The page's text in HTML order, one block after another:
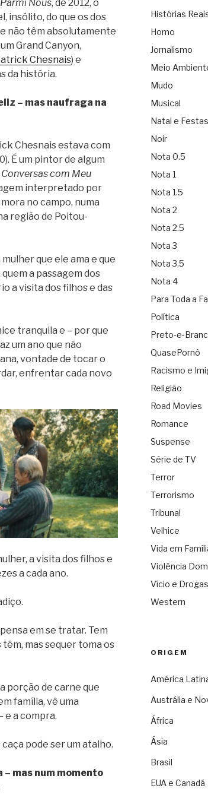
Nous, de 2012, o
insólito, do que os dos
não têm absolutamente
Grand Canyon,
Chesnais) e
da história.
– mas naufraga na
Chesnais estava com
É um pintor de algum
Conversas com Meu
interpretado por
no campo, numa
região de Poitou-
que ele ama e que
quem a passagem dos
a visita dos filhos e das
tranquila e – por que
um ano que não
vontade de tocar o
enfrentar cada novo
a visita dos filhos e
a cada ano.
em se tratar. Tem
mas sequer toma os
porção de carne que
família, vê uma
e a compra.
pode ser um atalho.
mas num momento
Histórias
Homo
Jornalismo
Meio
Mudo
Musical
Natal e Festas
Noir
Nota 0.5
Nota 1
Nota 1.5
Nota 2
Nota 2.5
Nota 3
Nota 3.5
Nota 4
Para Toda a
Política
Preto-e-
QuasePornô
Racismo e
Religião
Road Movies
Romance
Suspense
Série de TV
Terror
Terrorismo
Tribunal
Velhice
Vida em
Violência
Vício e Drogas
Western
ORIGEM
América
Austrália e
África
Ásia
Brasil
EUA e Canadá